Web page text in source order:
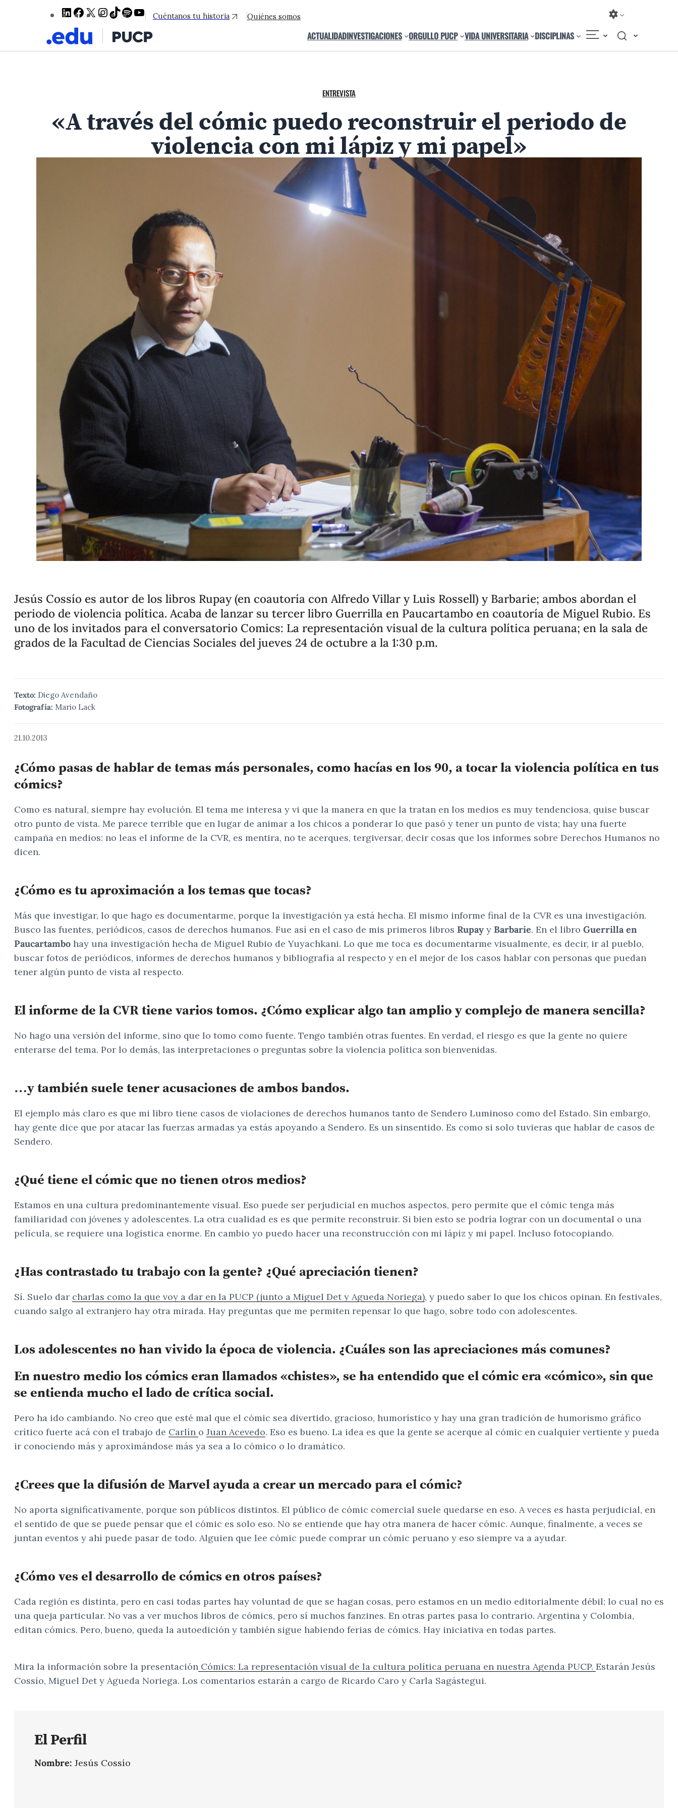
LinkedIn
Facebook
X Instagram
TikTok
Spotify
YouTube
Cuéntanos tu historia Quiénes somos
ACTUALIDADINVESTIGACIONES ORGULLO PUCP VIDA UNIVERSITARIA DISCIPLINAS
ENTREVISTA
«A través del cómic puedo reconstruir el periodo de
violencia con mi lápiz y mi papel»
Jesús Cossío es autor de los libros Rupay (en coautoría con Alfredo Villar y Luis Rossell) y Barbarie; ambos abordan el
periodo de violencia política. Acaba de lanzar su tercer libro Guerrilla en Paucartambo en coautoría de Miguel Rubio. Es
uno de los invitados para el conversatorio Comics: La representación visual de la cultura política peruana; en la sala de
grados de la Facultad de Ciencias Sociales del jueves 24 de octubre a la 1:30 p.m.
Texto: Diego Avendaño
Fotografía: Mario Lack
21.10.2013
¿Cómo pasas de hablar de temas más personales, como hacías en los 90, a tocar la violencia política en tus
cómics?
Como es natural, siempre hay evolución. El tema me interesa y vi que la manera en que la tratan en los medios es muy tendenciosa, quise buscar
otro punto de vista. Me parece terrible que en lugar de animar a los chicos a ponderar lo que pasó y tener un punto de vista; hay una fuerte
campaña en medios: no leas el informe de la CVR, es mentira, no te acerques, tergiversar, decir cosas que los informes sobre Derechos Humanos no
dicen.
¿Cómo es tu aproximación a los temas que tocas?
Más que investigar, lo que hago es documentarme, porque la investigación ya está hecha. El mismo informe final de la CVR es una investigación.
Busco las fuentes, periódicos, casos de derechos humanos. Fue así en el caso de mis primeros libros Rupay y Barbarie. En el libro Guerrilla en
Paucartambo hay una investigación hecha de Miguel Rubio de Yuyachkani. Lo que me toca es documentarme visualmente, es decir, ir al pueblo,
buscar fotos de periódicos, informes de derechos humanos y bibliografía al respecto y en el mejor de los casos hablar con personas que puedan
tener algún punto de vista al respecto.
El informe de la CVR tiene varios tomos. ¿Cómo explicar algo tan amplio y complejo de manera sencilla?
No hago una versión del informe, sino que lo tomo como fuente. Tengo también otras fuentes. En verdad, el riesgo es que la gente no quiere
enterarse del tema. Por lo demás, las interpretaciones o preguntas sobre la violencia política son bienvenidas.
…y también suele tener acusaciones de ambos bandos.
El ejemplo más claro es que mi libro tiene casos de violaciones de derechos humanos tanto de Sendero Luminoso como del Estado. Sin embargo,
hay gente dice que por atacar las fuerzas armadas ya estás apoyando a Sendero. Es un sinsentido. Es como si solo tuvieras que hablar de casos de
Sendero.
¿Qué tiene el cómic que no tienen otros medios?
Estamos en una cultura predominantemente visual. Eso puede ser perjudicial en muchos aspectos, pero permite que el cómic tenga más
familiaridad con jóvenes y adolescentes. La otra cualidad es es que permite reconstruir. Si bien esto se podría lograr con un documental o una
película, se requiere una logística enorme. En cambio yo puedo hacer una reconstrucción con mi lápiz y mi papel. Incluso fotocopiando.
¿Has contrastado tu trabajo con la gente? ¿Qué apreciación tienen?
Sí. Suelo dar charlas como la que voy a dar en la PUCP (junto a Miguel Det y Agueda Noriega), y puedo saber lo que los chicos opinan. En festivales,
cuando salgo al extranjero hay otra mirada. Hay preguntas que me permiten repensar lo que hago, sobre todo con adolescentes.
Los adolescentes no han vivido la época de violencia. ¿Cuáles son las apreciaciones más comunes?
En nuestro medio los cómics eran llamados «chistes», se ha entendido que el cómic era «cómico», sin que
se entienda mucho el lado de crítica social.
Pero ha ido cambiando. No creo que esté mal que el cómic sea divertido, gracioso, humorístico y hay una gran tradición de humorismo gráfico
crítico fuerte acá con el trabajo de Carlín o Juan Acevedo. Eso es bueno. La idea es que la gente se acerque al cómic en cualquier vertiente y pueda
ir conociendo más y aproximándose más ya sea a lo cómico o lo dramático.
¿Crees que la difusión de Marvel ayuda a crear un mercado para el cómic?
No aporta significativamente, porque son públicos distintos. El público de cómic comercial suele quedarse en eso. A veces es hasta perjudicial, en
el sentido de que se puede pensar que el cómic es solo eso. No se entiende que hay otra manera de hacer cómic. Aunque, finalmente, a veces se
juntan eventos y ahí puede pasar de todo. Alguien que lee cómic puede comprar un cómic peruano y eso siempre va a ayudar.
¿Cómo ves el desarrollo de cómics en otros países?
Cada región es distinta, pero en casi todas partes hay voluntad de que se hagan cosas, pero estamos en un medio editorialmente débil; lo cual no es
una queja particular. No vas a ver muchos libros de cómics, pero sí muchos fanzines. En otras partes pasa lo contrario. Argentina y Colombia,
editan cómics. Pero, bueno, queda la autoedición y también sigue habiendo ferias de cómics. Hay iniciativa en todas partes.
Mira la información sobre la presentación Cómics: La representación visual de la cultura política peruana en nuestra Agenda PUCP. Estarán Jesús
Cossío, Miguel Det y Agueda Noriega. Los comentarios estarán a cargo de Ricardo Caro y Carla Sagástegui.
El Perfil
Nombre: Jesús Cossío